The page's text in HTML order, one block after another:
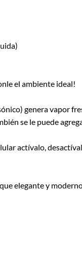
el ambiente ideal!
genera vapor
se le puede
actívalo,
elegante y